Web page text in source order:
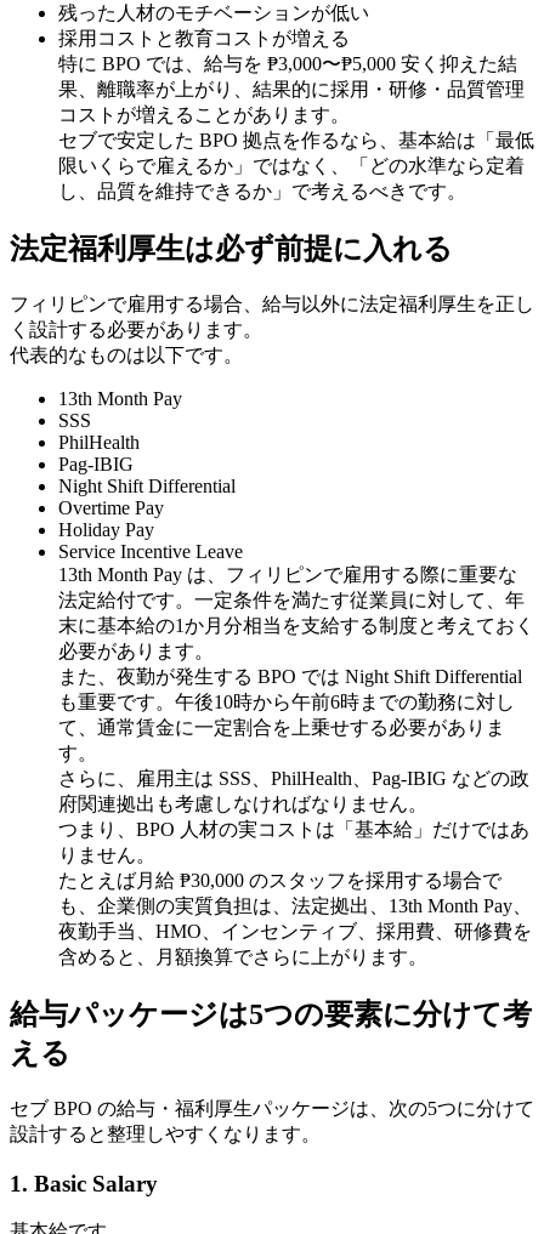
残った人材のモチベーションが低い
採用コストと教育コストが増える
特に BPO では、給与を ₱3,000〜₱5,000 安く抑えた結
果、離職率が上がり、結果的に採用・研修・品質管理
コストが増えることがあります。
セブで安定した BPO 拠点を作るなら、基本給は「最低
限いくらで雇えるか」ではなく、「どの水準なら定着
し、品質を維持できるか」で考えるべきです。
法定福利厚生は必ず前提に入れる
フィリピンで雇用する場合、給与以外に法定福利厚生を正し
く設計する必要があります。
代表的なものは以下です。
13th Month Pay
SSS
PhilHealth
Pag-IBIG
Night Shift Differential
Overtime Pay
Holiday Pay
Service Incentive Leave
13th Month Pay は、フィリピンで雇用する際に重要な
法定給付です。一定条件を満たす従業員に対して、年
末に基本給の1か月分相当を支給する制度と考えておく
必要があります。
また、夜勤が発生する BPO では Night Shift Differential
も重要です。午後10時から午前6時までの勤務に対し
て、通常賃金に一定割合を上乗せする必要がありま
す。
さらに、雇用主は SSS、PhilHealth、Pag-IBIG などの政
府関連拠出も考慮しなければなりません。
つまり、BPO 人材の実コストは「基本給」だけではあ
りません。
たとえば月給 ₱30,000 のスタッフを採用する場合で
も、企業側の実質負担は、法定拠出、13th Month Pay、
夜勤手当、HMO、インセンティブ、採用費、研修費を
含めると、月額換算でさらに上がります。
給与パッケージは5つの要素に分けて考
える
セブ BPO の給与・福利厚生パッケージは、次の5つに分けて
設計すると整理しやすくなります。
1. Basic Salary